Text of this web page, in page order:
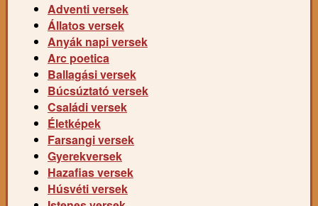
Adventi versek
Állatos versek
Anyák napi versek
Arc poetica
Ballagási versek
Búcsúztató versek
Családi versek
Életképek
Farsangi versek
Gyerekversek
Hazafias versek
Húsvéti versek